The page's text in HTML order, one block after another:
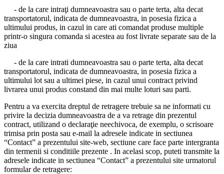
- de la care intraţi dumneavoastra sau o parte terta, alta decat
transportatorul, indicata de dumneavoastra, in posesia fizica a
ultimului produs, in cazul in care ati comandat produse multiple
printr-o singura comanda si acestea au fost livrate separate sau de la
ziua
- de la care intrati dumneavoastra sau o parte terta, alta decat
transportatorul, indicata de dumneavoastra, in posesia fizica a
ultimului lot sau a ultimei piese, in cazul unui contract privind
livrarea unui produs constand din mai multe loturi sau parti.
Pentru a va exercita dreptul de retragere trebuie sa ne informati cu
privire la decizia dumneavoastra de a va retrage din prezentul
contract, utilizand o declaraţie neechivoca, de exemplu, o scrisoare
trimisa prin posta sau e-mail la adresele indicate in sectiunea
“Contact” a prezentului site-web, sectiune care face parte intergranta
din termenii si conditiile prezente . In acelasi scop, puteti transmite la
adresele indicate in sectiunea “Contact” a prezentului site urmatorul
formular de retragere: